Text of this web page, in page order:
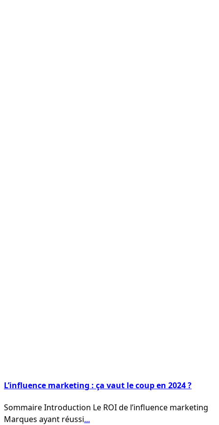
L’influence marketing : ça vaut le coup en 2024 ?
Sommaire Introduction Le ROI de l’influence marketing
Marques ayant réussi...